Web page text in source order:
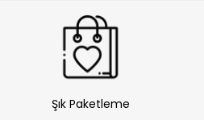
Şık Paketleme